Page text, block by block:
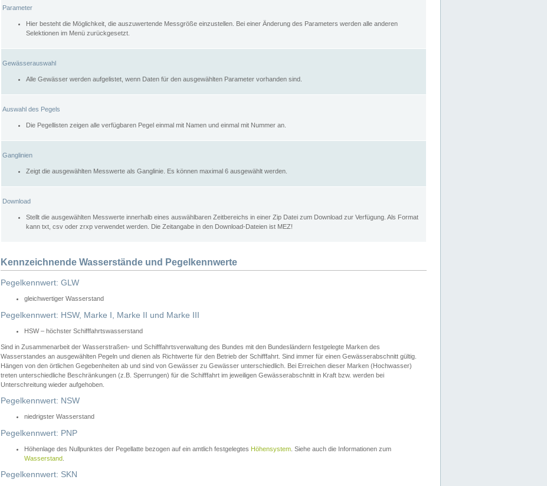
Parameter
Hier besteht die Möglichkeit, die auszuwertende Messgröße einzustellen. Bei einer Änderung des Parameters werden alle anderen
Selektionen im Menü zurückgesetzt.
Gewässerauswahl
Alle Gewässer werden aufgelistet, wenn Daten für den ausgewählten Parameter vorhanden sind.
Auswahl des Pegels
Die Pegellisten zeigen alle verfügbaren Pegel einmal mit Namen und einmal mit Nummer an.
Ganglinien
Zeigt die ausgewählten Messwerte als Ganglinie. Es können maximal 6 ausgewählt werden.
Download
Stellt die ausgewählten Messwerte innerhalb eines auswählbaren Zeitbereichs in einer Zip Datei zum Download zur Verfügung. Als Format
kann txt, csv oder zrxp verwendet werden. Die Zeitangabe in den Download-Dateien ist MEZ!
Kennzeichnende Wasserstände und Pegelkennwerte
Pegelkennwert: GLW
gleichwertiger Wasserstand
Pegelkennwert: HSW, Marke I, Marke II und Marke III
HSW – höchster Schifffahrtswasserstand
Sind in Zusammenarbeit der Wasserstraßen- und Schifffahrtsverwaltung des Bundes mit den Bundesländern festgelegte Marken des
Wasserstandes an ausgewählten Pegeln und dienen als Richtwerte für den Betrieb der Schifffahrt. Sind immer für einen Gewässerabschnitt gültig.
Hängen von den örtlichen Gegebenheiten ab und sind von Gewässer zu Gewässer unterschiedlich. Bei Erreichen dieser Marken (Hochwasser)
treten unterschiedliche Beschränkungen (z.B. Sperrungen) für die Schifffahrt im jeweiligen Gewässerabschnitt in Kraft bzw. werden bei
Unterschreitung wieder aufgehoben.
Pegelkennwert: NSW
niedrigster Wasserstand
Pegelkennwert: PNP
Höhenlage des Nullpunktes der Pegellatte bezogen auf ein amtlich festgelegtes Höhensystem . Siehe auch die Informationen zum
Wasserstand
Pegelkennwert: SKN